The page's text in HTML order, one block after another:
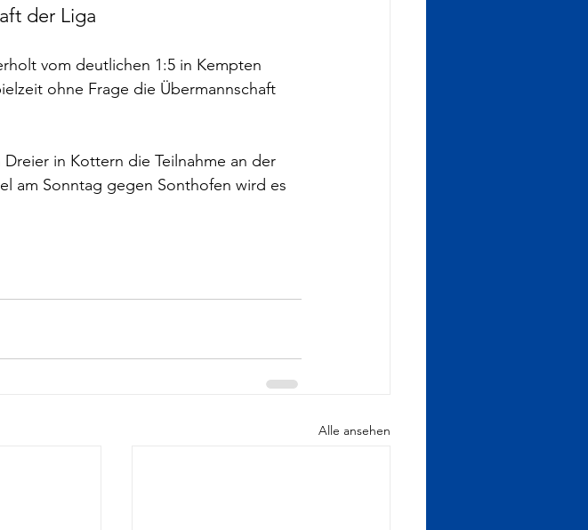
der Liga
vom deutlichen 1:5 in Kempten
ohne Frage die Übermannschaft
in Kottern die Teilnahme an der
am Sonntag gegen Sonthofen wird es
Alle ansehen